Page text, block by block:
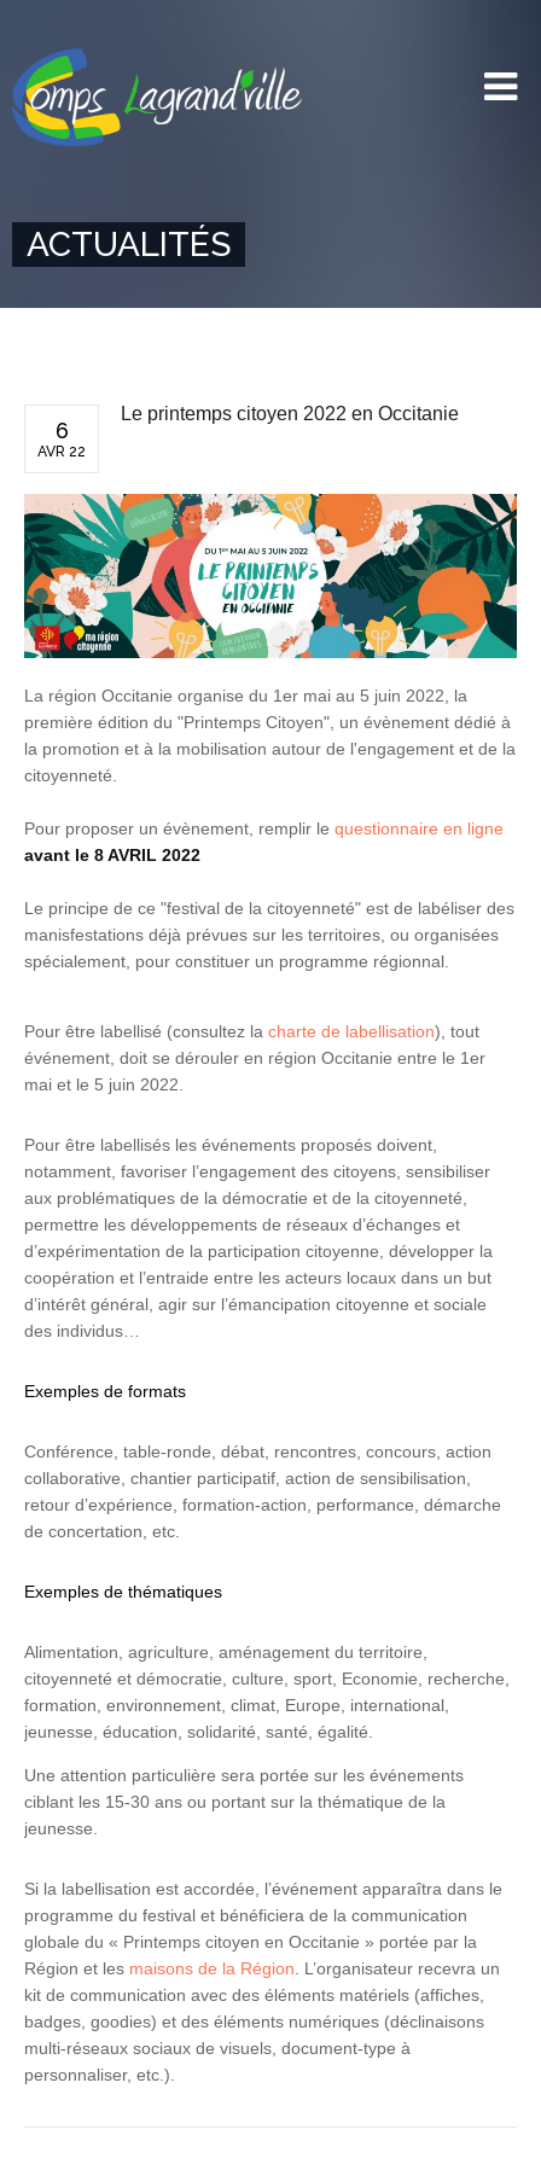
ACTUALITÉS
6
AVR 22
Le printemps citoyen 2022 en Occitanie
La région Occitanie organise du 1er mai au 5 juin 2022, la
première édition du "Printemps Citoyen", un évènement dédié à
la promotion et à la mobilisation autour de l'engagement et de la
citoyenneté.
Pour proposer un évènement, remplir le questionnaire en ligne
avant le 8 AVRIL 2022
Le principe de ce "festival de la citoyenneté" est de labéliser des
manisfestations déjà prévues sur les territoires, ou organisées
spécialement, pour constituer un programme régionnal.
Pour être labellisé (consultez la charte de labellisation), tout
événement, doit se dérouler en région Occitanie entre le 1er
mai et le 5 juin 2022.
Pour être labellisés les événements proposés doivent,
notamment, favoriser l’engagement des citoyens, sensibiliser
aux problématiques de la démocratie et de la citoyenneté,
permettre les développements de réseaux d’échanges et
d’expérimentation de la participation citoyenne, développer la
coopération et l’entraide entre les acteurs locaux dans un but
d’intérêt général, agir sur l’émancipation citoyenne et sociale
des individus…
Exemples de formats
Conférence, table-ronde, débat, rencontres, concours, action
collaborative, chantier participatif, action de sensibilisation,
retour d’expérience, formation-action, performance, démarche
de concertation, etc.
Exemples de thématiques
Alimentation, agriculture, aménagement du territoire,
citoyenneté et démocratie, culture, sport, Economie, recherche,
formation, environnement, climat, Europe, international,
jeunesse, éducation, solidarité, santé, égalité.
Une attention particulière sera portée sur les événements
ciblant les 15-30 ans ou portant sur la thématique de la
jeunesse.
Si la labellisation est accordée, l’événement apparaîtra dans le
programme du festival et bénéficiera de la communication
globale du « Printemps citoyen en Occitanie » portée par la
Région et les maisons de la Région . L’organisateur recevra un
kit de communication avec des éléments matériels (affiches,
badges, goodies) et des éléments numériques (déclinaisons
multi-réseaux sociaux de visuels, document-type à
personnaliser, etc.).